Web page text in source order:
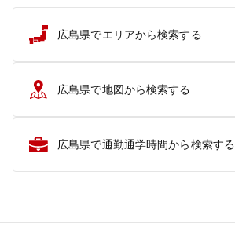
広島県でエリアから検索する
広島県で地図から検索する
広島県で通勤通学時間から検索する